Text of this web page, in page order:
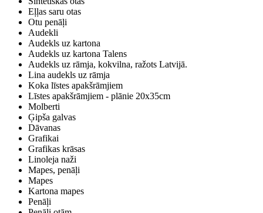
Eļļas saru otas
Otu penāļi
Audekli
Audekls uz kartona
Audekls uz kartona Talens
Audekls uz rāmja, kokvilna, ražots Latvijā.
Lina audekls uz rāmja
Koka līstes apakšrāmjiem
Līstes apakšrāmjiem - plānie 20x35cm
Molberti
Ģipša galvas
Dāvanas
Grafikai
Grafikas krāsas
Linoleja naži
Mapes, penāļi
Mapes
Kartona mapes
Penāļi